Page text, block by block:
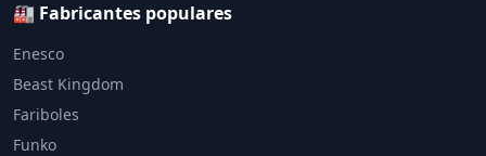
🏭 Fabricantes populares
Enesco
Beast Kingdom
Fariboles
Funko